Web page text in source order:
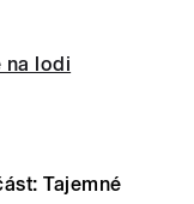
na lodi
Tajemné